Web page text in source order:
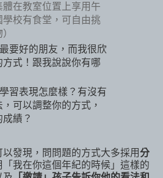
體在教室位置上享用午
學校有食堂，可自由挑
要好的朋友，而我很欣
方式！跟我說說你有哪
習表現怎麼樣？有沒有
可以調整你的方式，
績？
發現，問問題的方式大多採用分
「我在你這個年紀的時候」這樣的